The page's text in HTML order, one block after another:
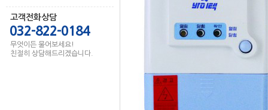
고객전화상담
032-822-0184
무엇이든 물어보세요!
친절히 상담해드리겠습니다.